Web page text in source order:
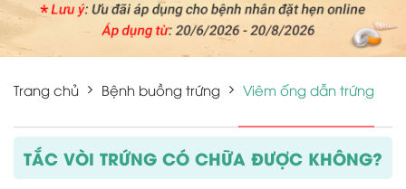
Trang chủ Bệnh buồng trứng Viêm ống dẫn trứng
TẮC VÒI TRỨNG CÓ CHỮA ĐƯỢC KHÔNG?